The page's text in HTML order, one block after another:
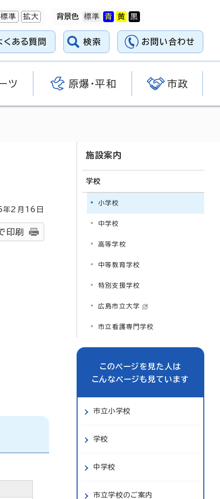
標準 拡大 背景色
くある質問 検索 お問い合わせ
ツ 原爆・平和 市政
年2月 16 日
印刷
施設案内
学校
小学校
中学校
高等学校
中等教育学校
特別支援学校
広島市立大学
市立看護専門学校
このページを見た人は
こんなページも見ています
市立小学校
学校
中学校
市立学校のご案内